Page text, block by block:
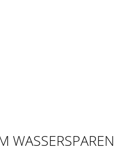
WASSERSPAREN